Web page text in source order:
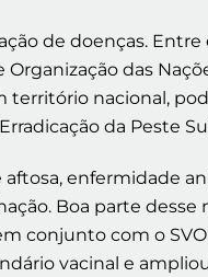
de doenças. Entre
das
nacional,
da Peste
enfermidade
Boa parte
conjunto com o
vacinal e